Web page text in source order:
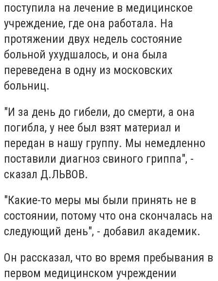
поступила на лечение в медицинское
учреждение, где она работала. На
протяжении двух недель состояние
больной ухудшалось, и она была
переведена в одну из московских
больниц.
"И за день до гибели, до смерти, а она
погибла, у нее был взят материал и
передан в нашу группу. Мы немедленно
поставили диагноз свиного гриппа", -
сказал Д.ЛЬВОВ.
"Какие-то меры мы были принять не в
состоянии, потому что она скончалась на
следующий день", - добавил академик.
Он рассказал, что во время пребывания в
первом медицинском учреждении